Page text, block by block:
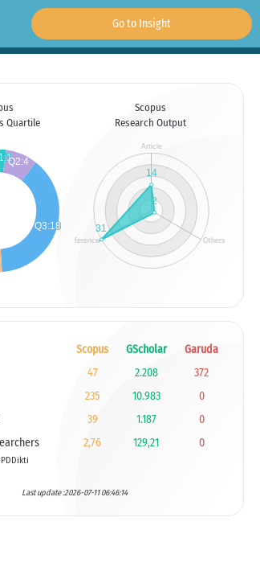
Go to Insight
Quartile
Scopus
Research Output
Scopus GScholar
Garuda
47 2.208
372
235 10.983
0
39 1.187
0
2,76 129,21 0
Last update :2026-07-11 06:46:14